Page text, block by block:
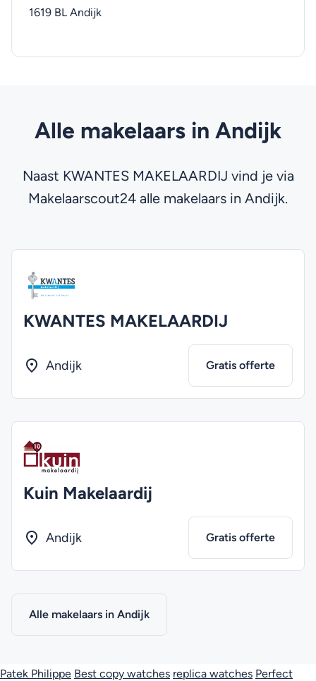
1619 BL Andijk
Alle makelaars in Andijk
Naast KWANTES MAKELAARDIJ vind je via
Makelaarscout24 alle makelaars in Andijk.
KWANTES MAKELAARDIJ
Andijk Gratis offerte
Kuin Makelaardij
Andijk Gratis offerte
Alle makelaars in Andijk
Patek Philippe Best copy watches replica watches Perfect